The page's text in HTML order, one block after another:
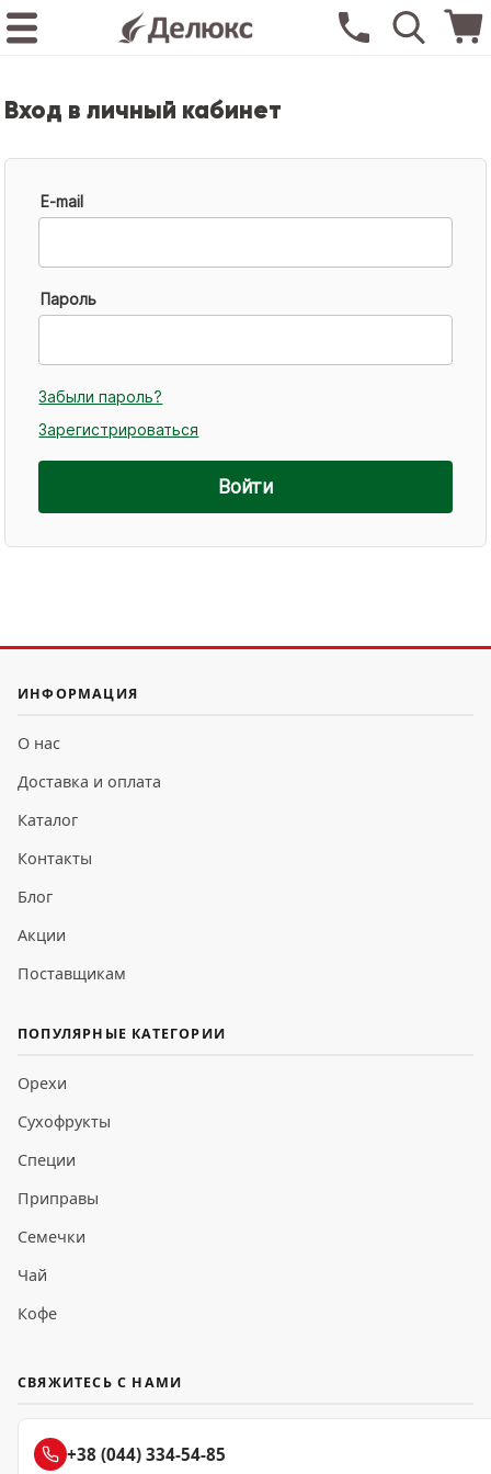
Вход в личный кабинет
E-mail
Пароль
Забыли пароль?
Зарегистрироваться
Войти
ИНФОРМАЦИЯ
О нас
Доставка и оплата
Каталог
Контакты
Блог
Акции
Поставщикам
ПОПУЛЯРНЫЕ КАТЕГОРИИ
Орехи
Сухофрукты
Специи
Приправы
Семечки
Чай
Кофе
СВЯЖИТЕСЬ С НАМИ
+38 (044) 334-54-85